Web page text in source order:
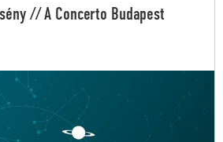
// A Concerto Budapest